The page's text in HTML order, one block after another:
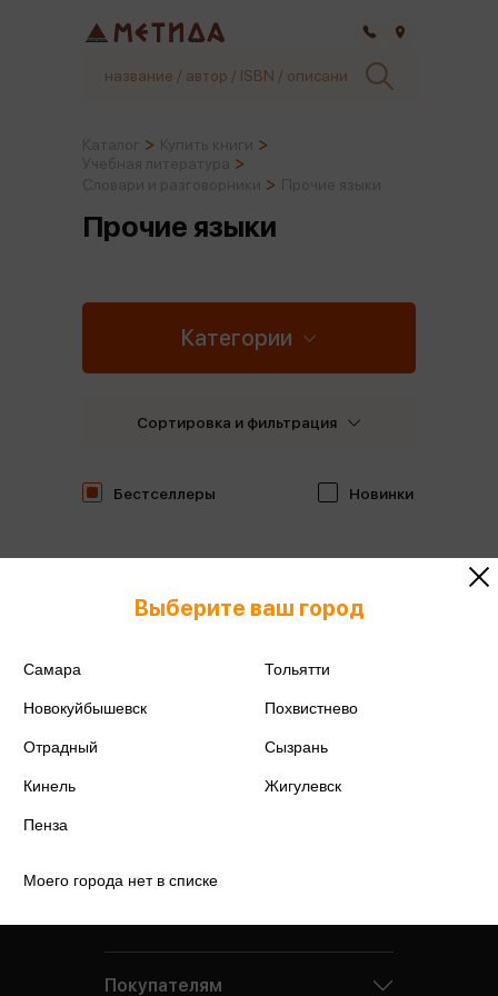
Прочие языки
Категории
Бестселлеры Новинки
Сортировка и фильтрация
Выберите ваш город
Самара Тольятти
Новокуйбышевск Похвистнево
Отрадный Сызрань
Кинель Жигулевск
Пенза
Моего города нет в списке
Покупателям